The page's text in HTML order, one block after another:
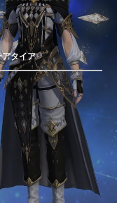
タイア